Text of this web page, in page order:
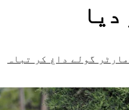
گولے داغ کر تباہ